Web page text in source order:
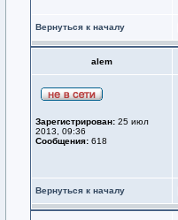
Вернуться к началу
alem
Зарегистрирован: 25 июл
2013, 09:36
Сообщения: 618
Вернуться к началу